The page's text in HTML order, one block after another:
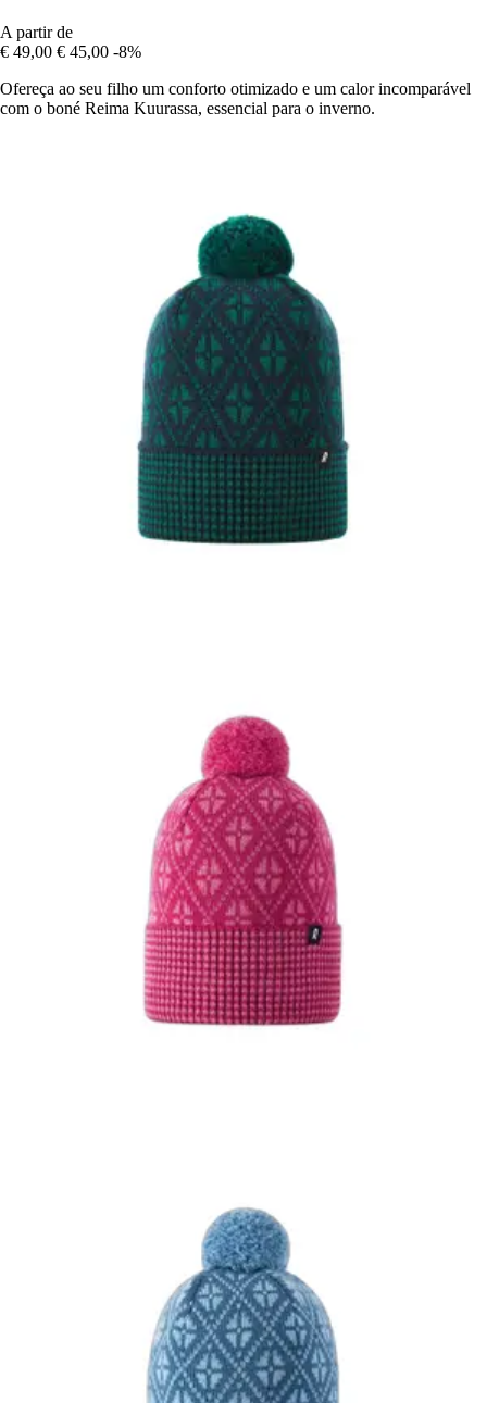
A partir de
€ 49,00 € 45,00 -8%
Ofereça ao seu filho um conforto otimizado e um calor incomparável
com o boné Reima Kuurassa, essencial para o inverno.